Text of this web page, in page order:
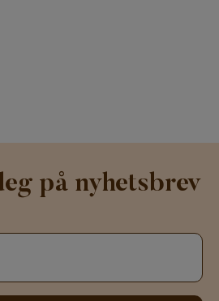
på nyhetsbrev